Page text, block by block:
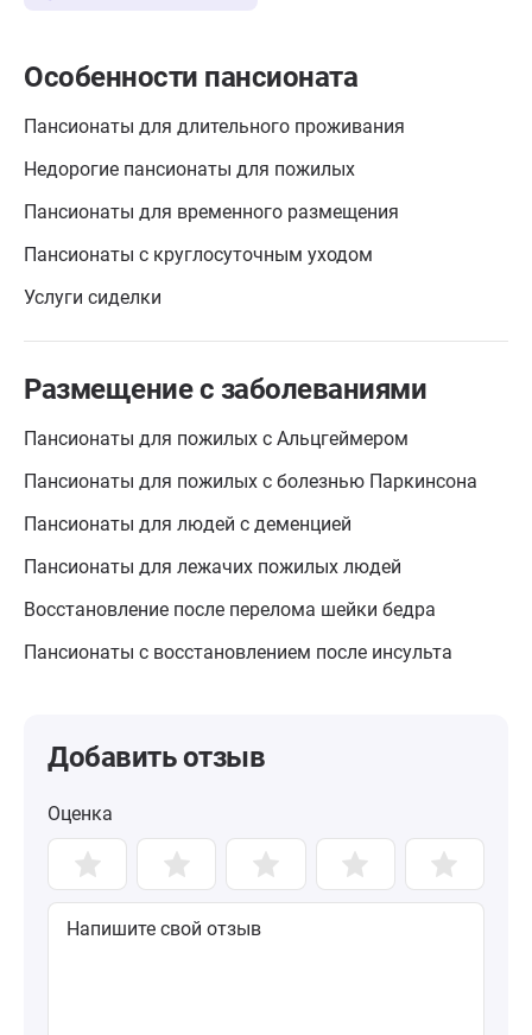
Особенности пансионата
Пансионаты для длительного проживания
Недорогие пансионаты для пожилых
Пансионаты для временного размещения
Пансионаты с круглосуточным уходом
Услуги сиделки
Размещение с заболеваниями
Пансионаты для пожилых с Альцгеймером
Пансионаты для пожилых с болезнью Паркинсона
Пансионаты для людей с деменцией
Пансионаты для лежачих пожилых людей
Восстановление после перелома шейки бедра
Пансионаты с восстановлением после инсульта
Добавить отзыв
Оценка